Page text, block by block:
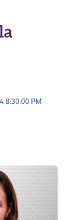
8:30:00 PM